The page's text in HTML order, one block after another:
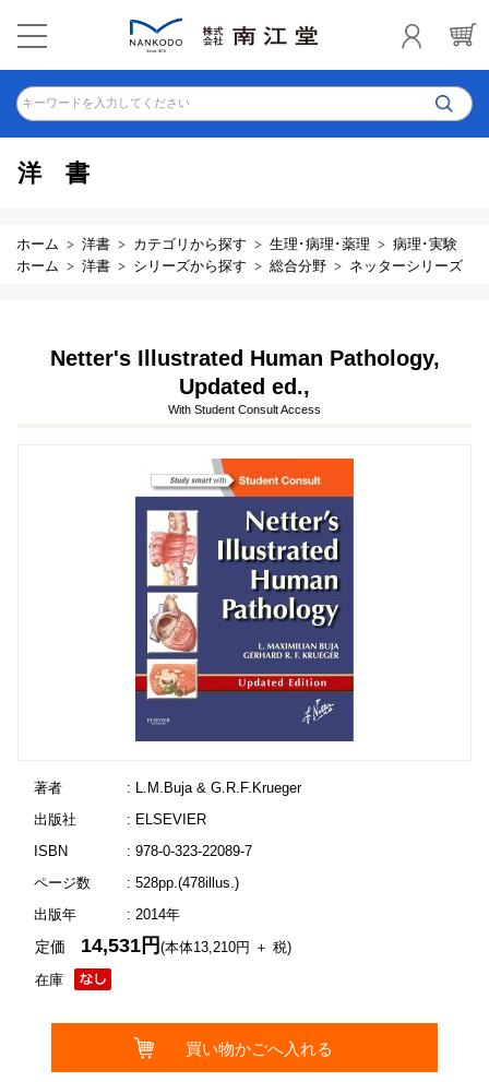
キーワードを入力してください
洋書
ホーム 洋書 カテゴリから探す 生理･病理･薬理
病理･実験
ホーム
洋書 シリーズから探す 総合分野 ネッターシリーズ
Netter's Illustrated Human Pathology,
Updated ed.,
With Student Consult Access
著者
: L.M.Buja & G.R.F.Krueger
出版社
: ELSEVIER
ISBN
: 978-0-323-22089-7
ページ数
: 528pp.(478illus.)
出版年
: 2014年
在庫
定価 14,531円(本体13,210円 ＋ 税)